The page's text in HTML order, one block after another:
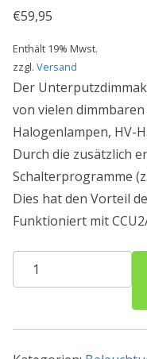
€59,95
Enthält 19% Mwst.
zzgl. Versand
Der
von vielen
Halogenlampen, HV-
Durch die zusätzlich
Schalterprogramme
Dies hat den Vorteil
Funktioniert mit
Homematic
IP
Home